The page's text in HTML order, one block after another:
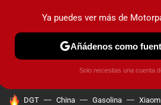
PRUEBAS COCHES ELÉCTRICOS
HOY SE HABLA DE
DGT China Gasolina
Ya puedes ver más de
Añádenos como
Solo necesitas una cuenta